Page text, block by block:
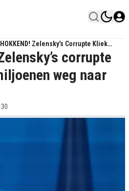
Zelensky’s Corrupte Kliek
Miljoenen Weg Naar Dubai
corrupte
weg naar